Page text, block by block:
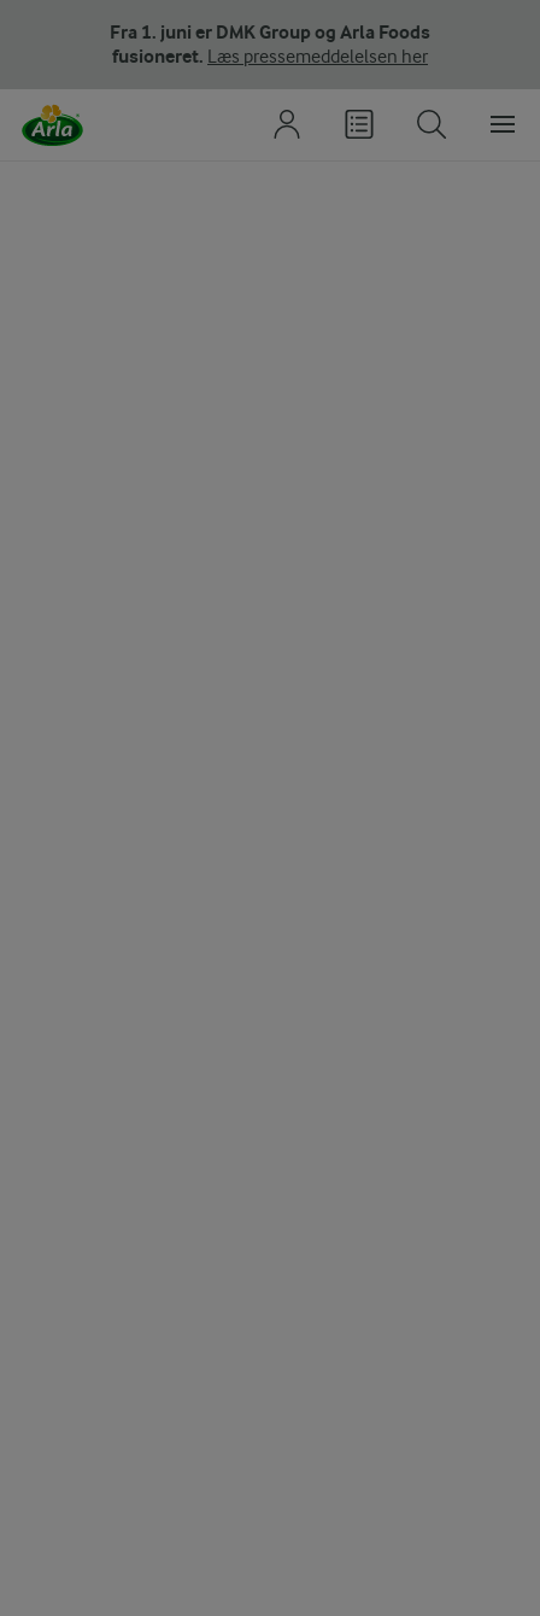
Fra 1. juni er DMK Group og Arla Foods
fusioneret. Læs pressemeddelelsen her